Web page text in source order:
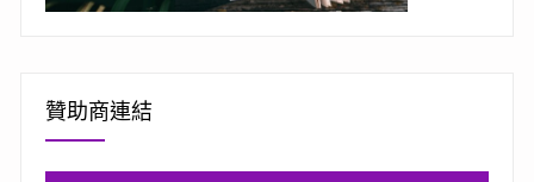
贊助商連結